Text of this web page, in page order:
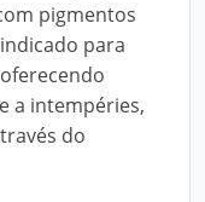
pigmentos
para
a intempéries,
do